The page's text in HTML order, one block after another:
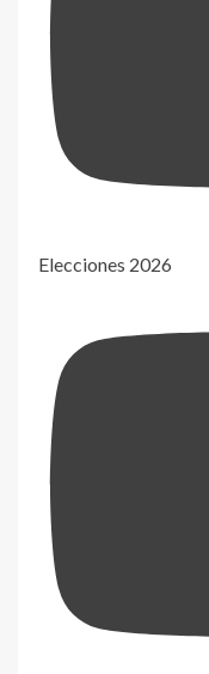
Elecciones 2026